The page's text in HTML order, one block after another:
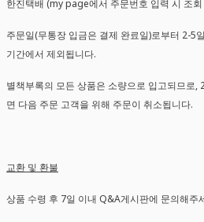
한진택배 (my page에서 주문번호 입력 시 조
주문일(무통장 입금은 결제 완료일)로부터 2-5
기간에서 제외됩니다.
별책부록의 모든 상품은 소량으로 입고되므로,
면 다음 주문 고객을 위해 주문이 취소됩니다.
교환 및 환불
상품 수령 후 7일 이내 Q&A게시판에 문의해주